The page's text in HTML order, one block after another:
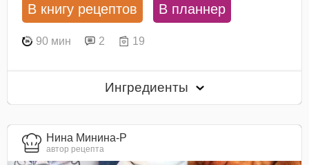
В книгу рецептов В планнер
90 мин 2 19
Ингредиенты
Нина Минина-Р
автор рецепта